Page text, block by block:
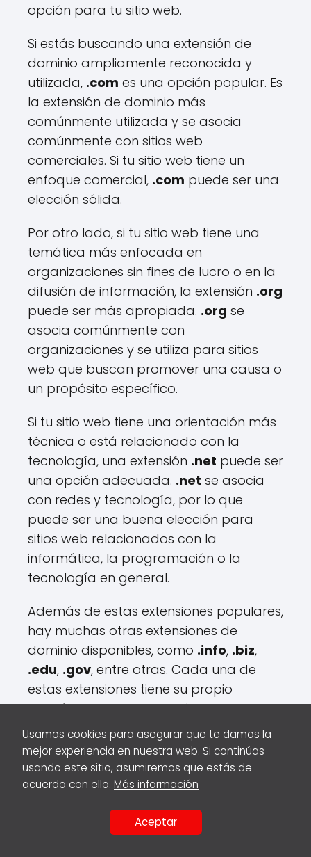
opción para tu sitio web.
Si estás buscando una extensión de
dominio ampliamente reconocida y
utilizada, .com es una opción popular. Es
la extensión de dominio más
comúnmente utilizada y se asocia
comúnmente con sitios web
comerciales. Si tu sitio web tiene un
enfoque comercial, .com puede ser una
elección sólida.
Por otro lado, si tu sitio web tiene una
temática más enfocada en
organizaciones sin fines de lucro o en la
difusión de información, la extensión .org
puede ser más apropiada. .org se
asocia comúnmente con
organizaciones y se utiliza para sitios
web que buscan promover una causa o
un propósito específico.
Si tu sitio web tiene una orientación más
técnica o está relacionado con la
tecnología, una extensión .net puede ser
una opción adecuada. .net se asocia
con redes y tecnología, por lo que
puede ser una buena elección para
sitios web relacionados con la
informática, la programación o la
tecnología en general.
Además de estas extensiones populares,
hay muchas otras extensiones de
dominio disponibles, como .info, .biz,
.edu, .gov, entre otras. Cada una de
estas extensiones tiene su propio
propósito y puede ser más adecuada
para ciertos tipos de sitios web.
Al elegir la extensión de dominio
adecuada, es importante considerar el
que se perciba. También es
recomendable consultar con expertos
Usamos cookies para asegurar que te damos la
mejor experiencia en nuestra web. Si continúas
usando este sitio, asumiremos que estás de
acuerdo con ello. Más información
Aceptar